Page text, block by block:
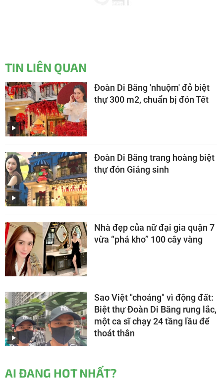
TIN LIÊN QUAN
Đoàn Di Băng 'nhuộm' đỏ biệt
thự 300 m2, chuẩn bị đón Tết
Đoàn Di Băng trang hoàng biệt
thự đón Giáng sinh
Nhà đẹp của nữ đại gia quận 7
vừa “phá kho” 100 cây vàng
Sao Việt "choáng" vì động đất:
Biệt thự Đoàn Di Băng rung lắc,
một ca sĩ chạy 24 tầng lầu để
thoát thân
AI ĐANG HOT NHẤT?